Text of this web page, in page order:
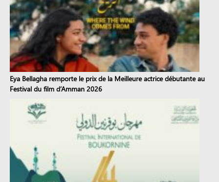
Eya Bellagha remporte le prix de la Meilleure actrice débutante au
Festival du film d’Amman 2026